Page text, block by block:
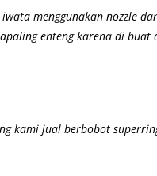
menggunakan nozzle
enteng karena di
kami jual berbobot